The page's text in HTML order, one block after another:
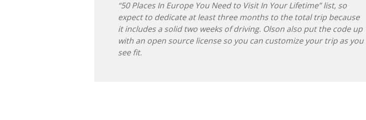
“50 Places In Europe You Need to Visit In Your Lifetime” list, so
expect to dedicate at least three months to the total trip because
it includes a solid two weeks of driving. Olson also put the code up
with an open source license so you can customize your trip as you
see fit.